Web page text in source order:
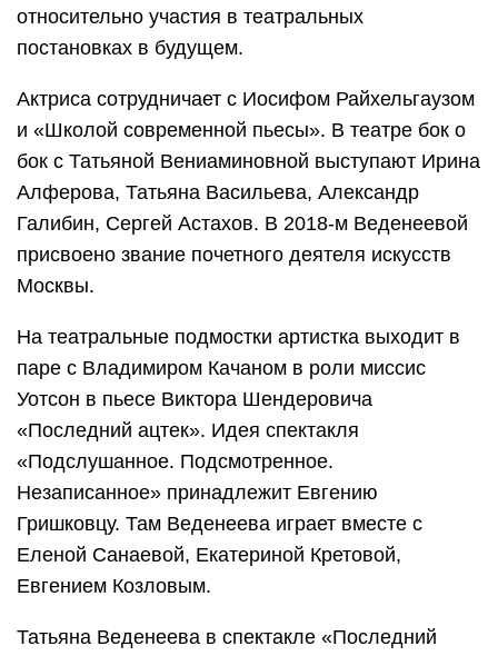
относительно участия в театральных
постановках в будущем.
Актриса сотрудничает с Иосифом Райхельгаузом
и «Школой современной пьесы». В театре бок о
бок с Татьяной Вениаминовной выступают Ирина
Алферова, Татьяна Васильева, Александр
Галибин, Сергей Астахов. В 2018-м Веденеевой
присвоено звание почетного деятеля искусств
Москвы.
На театральные подмостки артистка выходит в
паре с Владимиром Качаном в роли миссис
Уотсон в пьесе Виктора Шендеровича
«Последний ацтек». Идея спектакля
«Подслушанное. Подсмотренное.
Незаписанное» принадлежит Евгению
Гришковцу. Там Веденеева играет вместе с
Еленой Санаевой, Екатериной Кретовой,
Евгением Козловым.
Татьяна Веденеева в спектакле «Последний